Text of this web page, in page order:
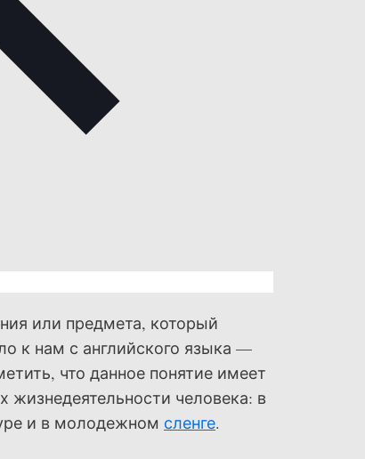
или предмета, который
к нам с английского языка —
что данное понятие имеет
жизнедеятельности человека: в
и в молодежном сленге.